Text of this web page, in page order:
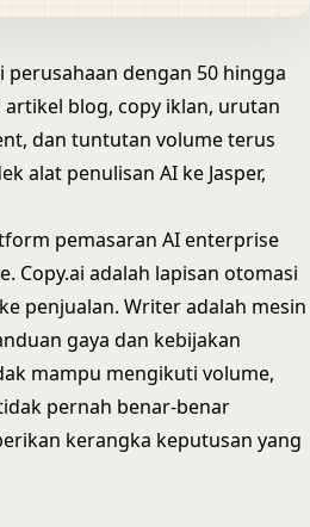
perusahaan dengan 50 hingga
blog, copy iklan, urutan
dan tuntutan volume terus
alat penulisan AI ke Jasper,
pemasaran AI enterprise
Copy.ai adalah lapisan otomasi
penjualan. Writer adalah mesin
gaya dan kebijakan
mampu mengikuti volume,
pernah benar-benar
kerangka keputusan yang